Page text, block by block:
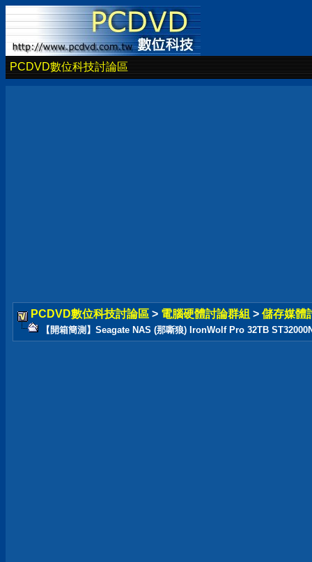
PCDVD數位科技討論區
PCDVD數位科技討論區 > 電腦硬體討論群組 > 儲存媒體
【開箱簡測】Seagate NAS (那嘶狼) IronWolf Pro 32TB